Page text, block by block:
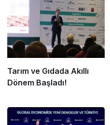
Tarım ve Gıdada Akıllı
Dönem Başladı!